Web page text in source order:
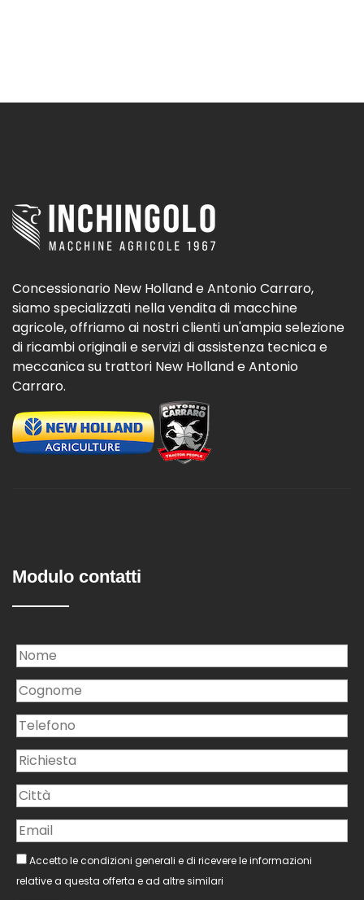
Concessionario New Holland e Antonio Carraro,
siamo specializzati nella vendita di macchine
agricole, offriamo ai nostri clienti un'ampia selezione
di ricambi originali e servizi di assistenza tecnica e
meccanica su trattori New Holland e Antonio
Carraro.
Modulo contatti
Accetto le condizioni generali e di ricevere le informazioni
relative a questa offerta e ad altre similari